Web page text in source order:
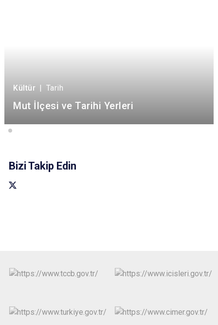
Kültür | Tarih
Mut İlçesi ve Tarihi Yerleri
Bizi Takip Edin